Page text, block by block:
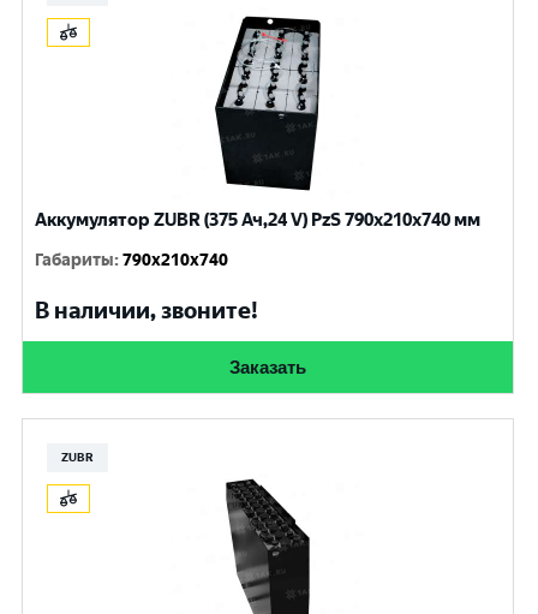
Аккумулятор ZUBR (375 Ач,24 V) PzS 790x210x740 мм
Габариты:790x210x740
В наличии, звоните!
Заказать
ZUBR